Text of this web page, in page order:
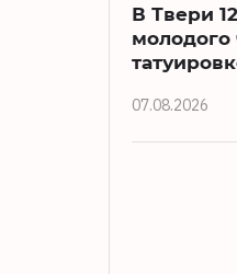
В Твери
молодого
07.08.2026